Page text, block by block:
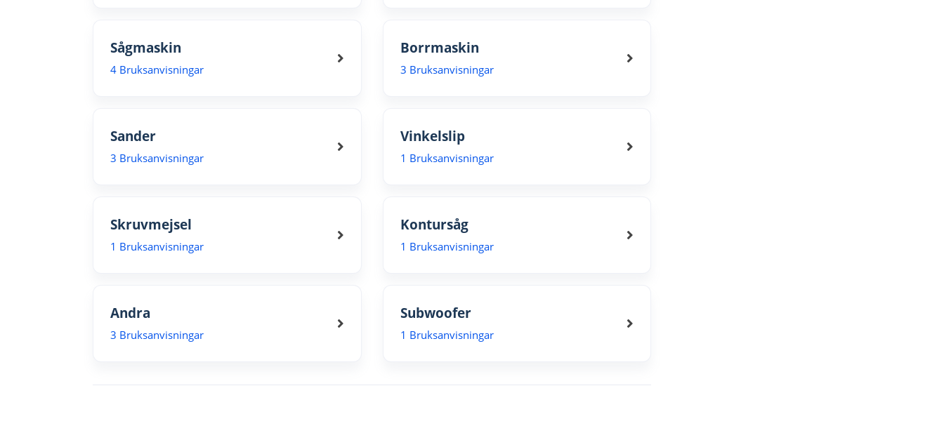
Sågmaskin
4 Bruksanvisningar
Borrmaskin
3 Bruksanvisningar
Sander
3 Bruksanvisningar
Vinkelslip
1 Bruksanvisningar
Skruvmejsel
1 Bruksanvisningar
Kontursåg
1 Bruksanvisningar
Andra
3 Bruksanvisningar
Subwoofer
1 Bruksanvisningar